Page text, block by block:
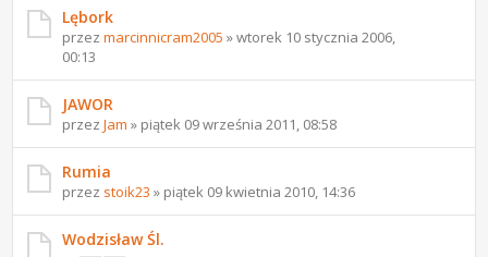
Lębork
przezmarcinnicram2005 » wtorek 10 stycznia 2006,
00:13
JAWOR
przezJam » piątek 09 września 2011, 08:58
Rumia
przez stoik23 » piątek 09 kwietnia 2010, 14:36
Wodzisław Śl.